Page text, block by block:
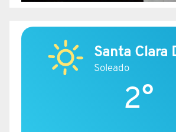
Santa Clara
Soleado
2°